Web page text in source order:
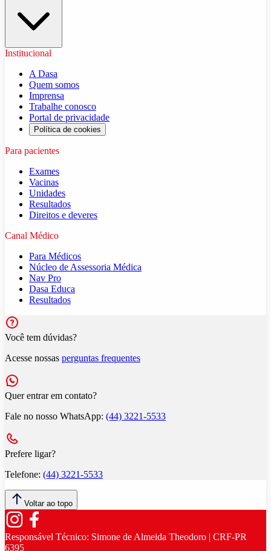
Institucional
A Dasa
Quem somos
Imprensa
Trabalhe conosco
Portal de privacidade
Política de cookies
Para pacientes
Exames
Vacinas
Unidades
Resultados
Direitos e deveres
Canal Médico
Para Médicos
Núcleo de Assessoria Médica
Nav Pro
Dasa Educa
Resultados
Você tem dúvidas?
Acesse nossas perguntas frequentes
Quer entrar em contato?
Fale no nosso WhatsApp: (44) 3221-5533
Prefere ligar?
Telefone: (44) 3221-5533
Voltar ao topo
Responsável Técnico: Simone de Almeida Theodoro | CRF-PR
6395